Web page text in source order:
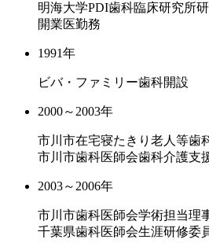
明海大学PDI歯科臨床研究所
開業医勤務
1991年
ビバ・ファミリー歯科開設
2000～2003年
市川市在宅寝たきり老人等歯
市川市歯科医師会歯科介護支
2003～2006年
市川市歯科医師会学術担当理
千葉県歯科医師会生涯研修委